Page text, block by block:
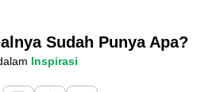
Sudah Punya Apa?
Inspirasi